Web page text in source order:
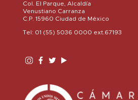
Col. El Parque, Alcaldía
Venustiano Carranza
C.P. 15960 Ciudad de México
Tel: 01 (55) 5036 0000 ext.67193